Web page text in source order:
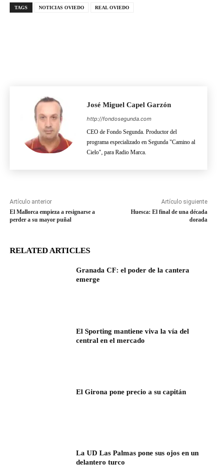
TAGS NOTICIAS OVIEDO REAL OVIEDO
José Miguel Capel Garzón
http://fondosegunda.com
CEO de Fondo Segunda. Productor del
programa especializado en Segunda "Camino al
Cielo", para Radio Marca.
Artículo anterior
El Mallorca empieza a resignarse a
perder a su mayor puñal
Artículo siguiente
Huesca: El final de una década
dorada
RELATED ARTICLES
Granada CF: el poder de la cantera
emerge
El Sporting mantiene viva la vía del
central en el mercado
El Girona pone precio a su capitán
La UD Las Palmas pone sus ojos en un
delantero turco